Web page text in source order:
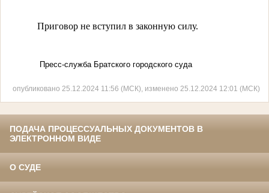
Приговор не вступил в законную силу.
Пресс-служба Братского городского суда
опубликовано 25.12.2024 11:56 (МСК), изменено 25.12.2024 12:01 (МСК)
ПОДАЧА ПРОЦЕССУАЛЬНЫХ ДОКУМЕНТОВ В
ЭЛЕКТРОННОМ ВИДЕ
О СУДЕ